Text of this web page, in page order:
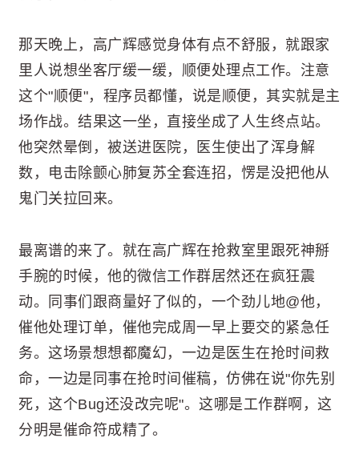
那天晚上，高广辉感觉身体有点不舒服，就跟家
里人说想坐客厅缓一缓，顺便处理点工作。注意
这个"顺便"，程序员都懂，说是顺便，其实就是主
场作战。结果这一坐，直接坐成了人生终点站。
他突然晕倒，被送进医院，医生使出了浑身解
数，电击除颤心肺复苏全套连招，愣是没把他从
鬼门关拉回来。
最离谱的来了。就在高广辉在抢救室里跟死神掰
手腕的时候，他的微信工作群居然还在疯狂震
动。同事们跟商量好了似的，一个劲儿地@他，
催他处理订单，催他完成周一早上要交的紧急任
务。这场景想想都魔幻，一边是医生在抢时间救
命，一边是同事在抢时间催稿，仿佛在说"你先别
死，这个Bug还没改完呢"。这哪是工作群啊，这
分明是催命符成精了。